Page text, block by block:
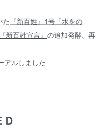
『新百姓』1号「水をの
『新百姓宣言』 の追加発酵、再
ルしました